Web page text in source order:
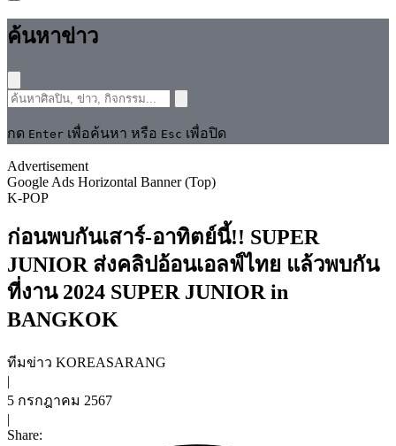
ค้นหาข่าว
กด Enter เพื่อค้นหา หรือ Esc เพื่อปิด
Advertisement
Google Ads Horizontal Banner (Top)
K-POP
ก่อนพบกันเสาร์-อาทิตย์นี้!! SUPER
JUNIOR ส่งคลิปอ้อนเอลฟ์ไทย แล้วพบกัน
ที่งาน 2024 SUPER JUNIOR in
BANGKOK
ทีมข่าว KOREASARANG
|
5 กรกฎาคม 2567
|
Share: